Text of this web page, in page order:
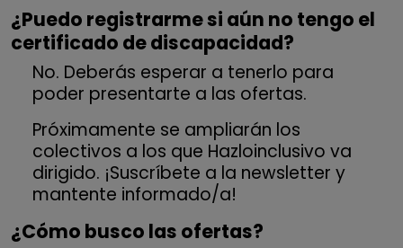
¿Puedo registrarme si aún no tengo el
certificado de discapacidad?
No. Deberás esperar a tenerlo para
poder presentarte a las ofertas.
Próximamente se ampliarán los
colectivos a los que Hazloinclusivo va
dirigido. ¡Suscríbete a la newsletter y
mantente informado/a!
¿Cómo busco las ofertas?